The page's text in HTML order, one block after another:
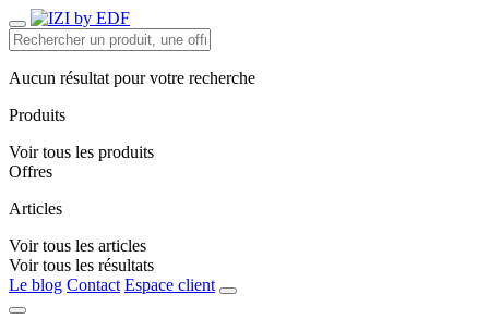
Aucun résultat pour votre recherche
Produits
Voir tous les produits
Offres
Articles
Voir tous les articles
Voir tous les résultats
Le blog Contact Espace client